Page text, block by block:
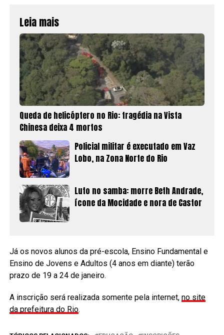
Leia mais
Queda de helicóptero no Rio: tragédia na Vista
Chinesa deixa 4 mortos
Policial militar é executado em Vaz
Lobo, na Zona Norte do Rio
Luto no samba: morre Beth Andrade,
ícone da Mocidade e nora de Castor
Já os novos alunos da pré-escola, Ensino Fundamental e
Ensino de Jovens e Adultos (4 anos em diante) terão
prazo de 19 a 24 de janeiro.
A inscrição será realizada somente pela internet, no site
da prefeitura do Rio.